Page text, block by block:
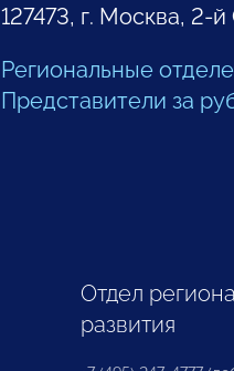
127473, г. Москва, 2-
Региональные
Представители за
Отдел
развития